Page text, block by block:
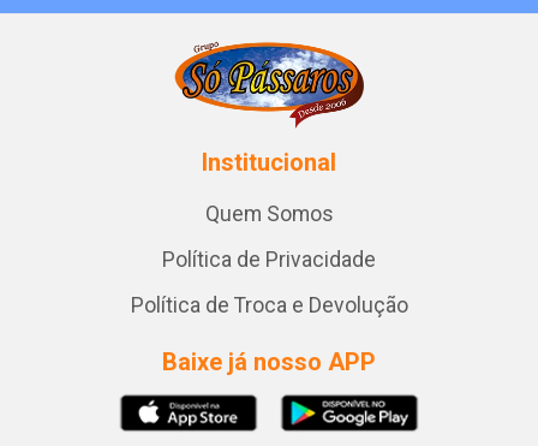
Institucional
Quem Somos
Política de Privacidade
Política de Troca e Devolução
Baixe já nosso APP